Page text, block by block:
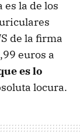
es la de los
de la firma
euros a
es lo
locura.